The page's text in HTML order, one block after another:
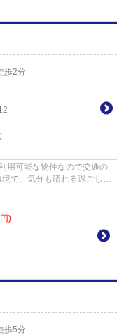
歩2分
用可能な物件なので交通の
で、気分も晴れる過ごしや
)
歩5分